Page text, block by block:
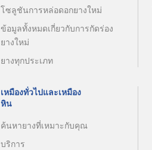
โซลูชันการหล่อดอกยางใหม่
ข้อมูลทั้งหมดเกี่ยวกับการกัดร่อง
ยางใหม่
ยางทุกประเภท
เหมืองทั่วไปและเหมือง
หิน
ค้นหายางที่เหมาะกับคุณ
บริการ